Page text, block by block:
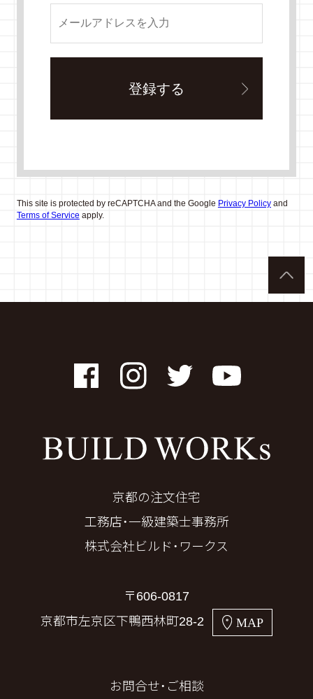
This site is protected by reCAPTCHA and the Google Privacy Policyand
Terms of Service apply.
FacebookInstagramTwitter YouTube
京都の注文住宅
工務店・一級建築士事務所
株式会社ビルド・ワークス
〒606-0817
京都市左京区下鴨西林町28-2
MAP
お問合せ・ご相談